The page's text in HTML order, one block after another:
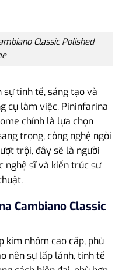
Classic Polished
tinh tế, sáng tạo và
cụ làm việc, Pininfarina
chính là lựa chọn
trọng, công nghệ ngòi
trội, đây sẽ là người
nghệ sĩ và kiến trúc sư
Cambiano Classic
kim nhôm cao cấp, phủ
nên sự lấp lánh, tinh tế